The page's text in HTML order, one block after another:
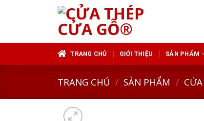
TRANG CHỦ GIỚI THIỆU SẢN PHẨM
TRANG CHỦ / SẢN PHẨM /